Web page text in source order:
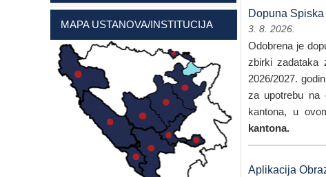
MAPA USTANOVA/INSTITUCIJA
Dopuna
3. 8. 2026.
Odobrena je
zbirki zadataka
2026/2027.
za upotrebu na
kantona, u
kantona.
Aplikacija